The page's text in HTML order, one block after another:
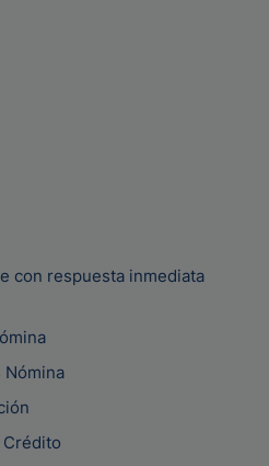
con respuesta inmediata
Nómina
Crédito